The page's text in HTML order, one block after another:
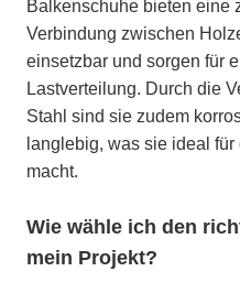
Balkenschuhe bieten eine
Verbindung zwischen
einsetzbar und sorgen für
Lastverteilung. Durch die
Stahl sind sie zudem
langlebig, was sie ideal
macht.
Wie wähle ich den
mein Projekt?